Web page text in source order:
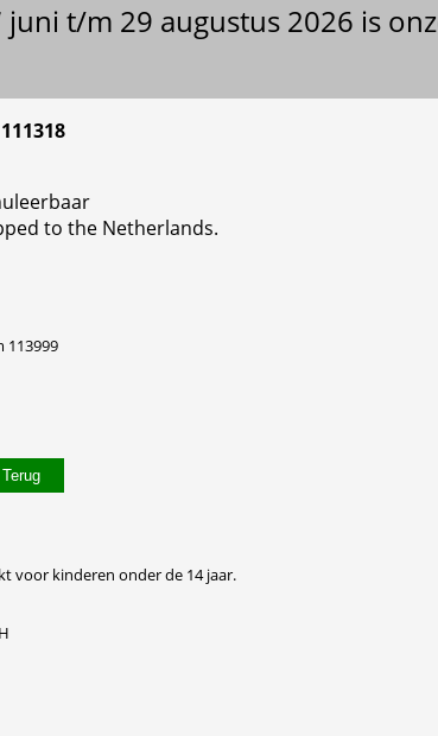
juni t/m 29 augustus 2026 is
to the Netherlands.
113999
voor kinderen onder de 14 jaar.